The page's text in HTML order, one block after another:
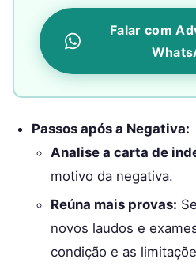
Falar com
Passos após a Negativa:
Analise a carta de
motivo da negativa.
Reúna mais provas:
novos laudos e
condição e as